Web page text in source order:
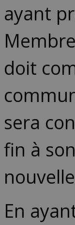
ayant
doit
sera
fin à
En